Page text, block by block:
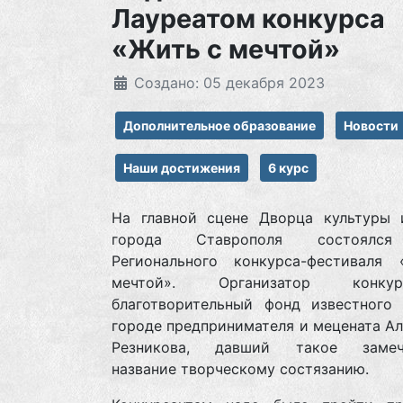
Лауреатом конкурса
«Жить с мечтой»
Создано: 05 декабря 2023
Дополнительное образование Новости
Наши достижения 6 курс
На главной сцене Дворца культуры
города Ставрополя
Регионального конкурса-
мечтой». Организатор
благотворительный фонд
городе предпринимателя и мецената
Резникова, давший такое
название творческому состязанию.